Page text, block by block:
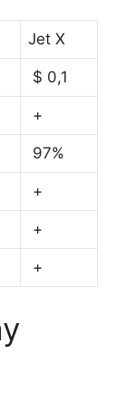
Jet X
$ 0,1
+
97%
+
+
+